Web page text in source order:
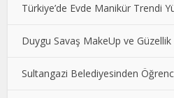
Türkiye’de Evde Manikür Trendi
Duygu Savaş MakeUp ve
Sultangazi Belediyesinden